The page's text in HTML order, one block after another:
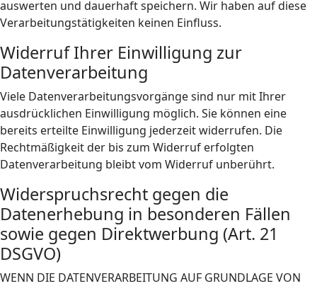
auswerten und dauerhaft speichern. Wir haben auf diese
Verarbeitungstätigkeiten keinen Einfluss.
Widerruf Ihrer Einwilligung zur
Datenverarbeitung
Viele Datenverarbeitungsvorgänge sind nur mit Ihrer
ausdrücklichen Einwilligung möglich. Sie können eine
bereits erteilte Einwilligung jederzeit widerrufen. Die
Rechtmäßigkeit der bis zum Widerruf erfolgten
Datenverarbeitung bleibt vom Widerruf unberührt.
Widerspruchsrecht gegen die
Datenerhebung in besonderen Fällen
sowie gegen Direktwerbung (Art. 21
DSGVO)
WENN DIE DATENVERARBEITUNG AUF GRUNDLAGE VON